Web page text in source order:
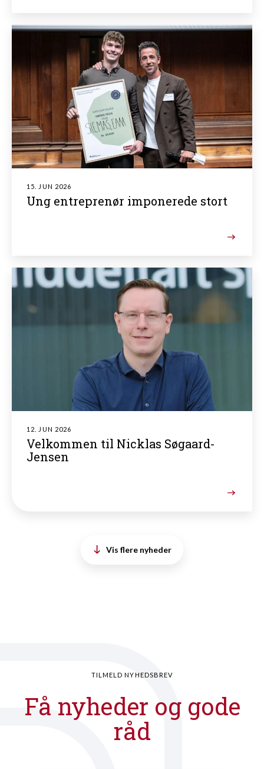
15. JUN 2026
Ung entreprenør imponerede stort
12. JUN 2026
Velkommen til Nicklas Søgaard-
Jensen
Vis flere nyheder
TILMELD NYHEDSBREV
Få nyheder og gode
råd